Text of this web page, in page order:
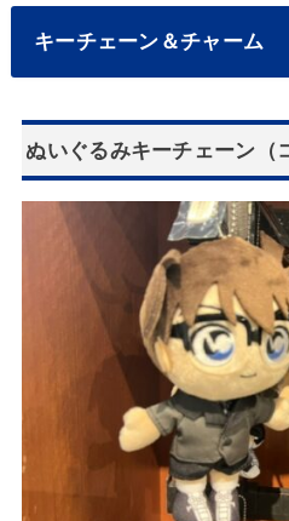
キーチェーン＆チャーム
ぬいぐるみキーチェーン（